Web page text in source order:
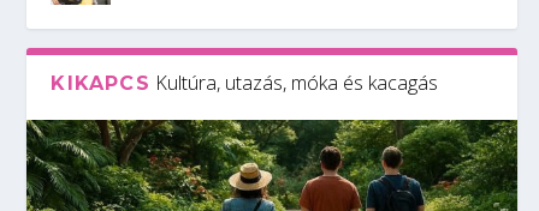
KIKAPCS Kultúra, utazás, móka és kacagás